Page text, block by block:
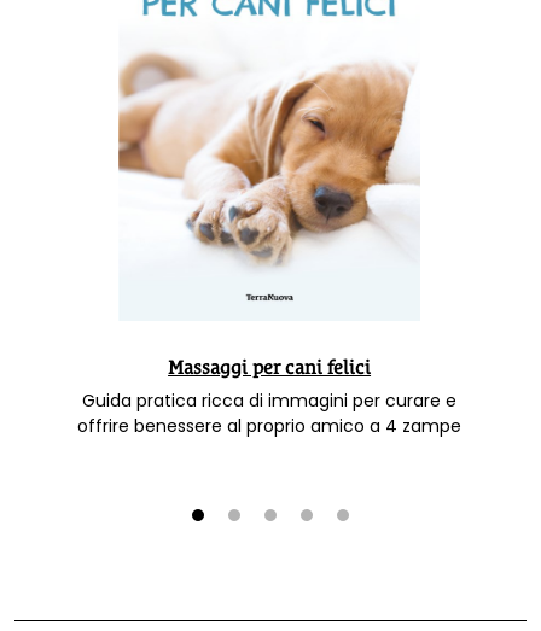
Massaggi per cani felici
Guida pratica ricca di immagini per curare e
offrire benessere al proprio amico a 4 zampe